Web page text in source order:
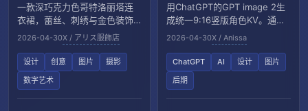
一款深巧克力色哥特洛丽塔连
衣裙，蕾丝、刺绣与金色装饰
细节丰富。
2026-04-30X / アリス服飾店
设计 创意 图片
摄影
数字艺术
用ChatGPT的GPT image 2生
成统一9:16竖版角色KV。通过
双重曝光与留白叙事，打造辨
识度与层次。
2026-04-30X / Anissa
ChatGPT AI 设计
图片
后期